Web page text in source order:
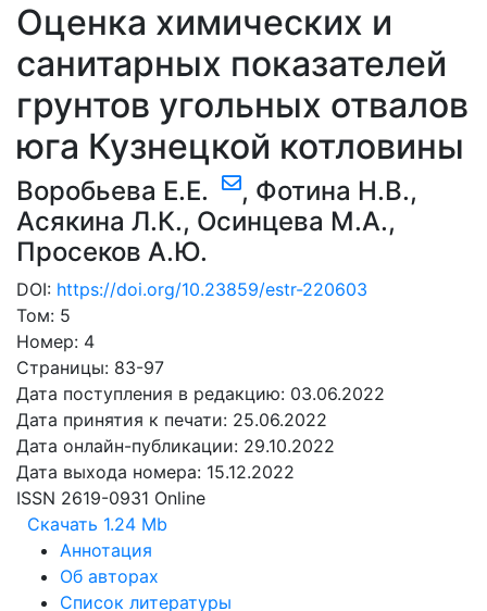
Оценка химических и
санитарных показателей
грунтов угольных отвалов
юга Кузнецкой котловины
Воробьева Е.Е. , Фотина Н.В.,
Асякина Л.К., Осинцева М.А.,
Просеков А.Ю.
DOI: https://doi.org/10.23859/estr-220603
Том: 5
Номер: 4
Страницы: 83-97
Дата поступления в редакцию: 03.06.2022
Дата принятия к печати: 25.06.2022
Дата онлайн-публикации: 29.10.2022
Дата выхода номера: 15.12.2022
ISSN 2619-0931 Online
Скачать 1.24 Mb
Аннотация
Об авторах
Список литературы